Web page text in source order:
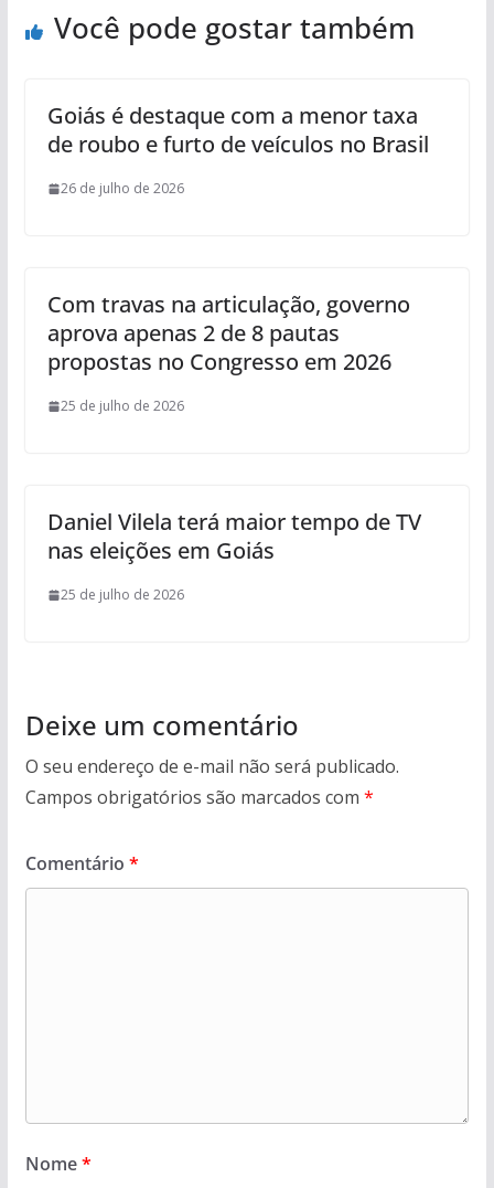
Você pode gostar também
Goiás é destaque com a menor taxa
de roubo e furto de veículos no Brasil
26 de julho de 2026
Com travas na articulação, governo
aprova apenas 2 de 8 pautas
propostas no Congresso em 2026
25 de julho de 2026
Daniel Vilela terá maior tempo de TV
nas eleições em Goiás
25 de julho de 2026
Deixe um comentário
O seu endereço de e-mail não será publicado.
Campos obrigatórios são marcados com *
Comentário *
Nome*